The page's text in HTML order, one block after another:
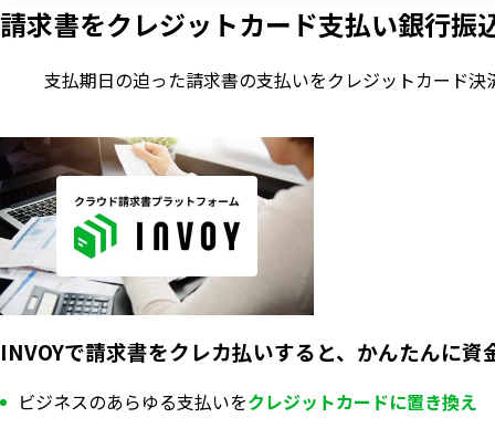
請求書をクレジットカード支払い銀行振
支払期日の迫った請求書の支払いをクレジットカード決
INVOYで請求書をクレカ払いすると、かんたんに資
ビジネスのあらゆる支払いをクレジットカードに置き換え